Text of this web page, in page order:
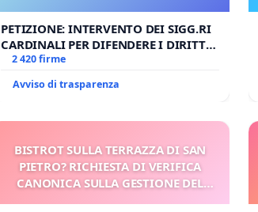
PETIZIONE: INTERVENTO DEI SIGG.RI
CARDINALI PER DIFENDERE I DIRITTI
DELLA SEDE APOSTOLICA (ART. 3 UDG)
2 420 firme
Avviso di trasparenza
BISTROT SULLA TERRAZZA DI SAN
PIETRO? RICHIESTA DI VERIFICA
CANONICA SULLA GESTIONE DEL